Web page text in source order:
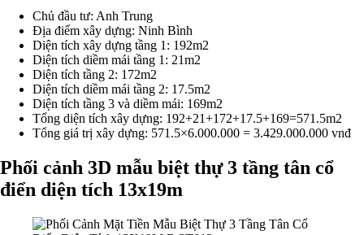
Chủ đầu tư: Anh Trung
Địa điểm xây dựng: Ninh Bình
Diện tích xây dựng tầng 1: 192m2
Diện tích diềm mái tầng 1: 21m2
Diện tích tầng 2: 172m2
Diện tích diềm mái tầng 2: 17.5m2
Diện tích tầng 3 và diềm mái: 169m2
Tổng diện tích xây dựng: 192+21+172+17.5+169=571.5m2
Tổng giá trị xây dựng: 571.5×6.000.000 = 3.429.000.000 vnđ
Phối cảnh 3D mẫu biệt thự 3 tầng tân cổ
điển diện tích 13x19m